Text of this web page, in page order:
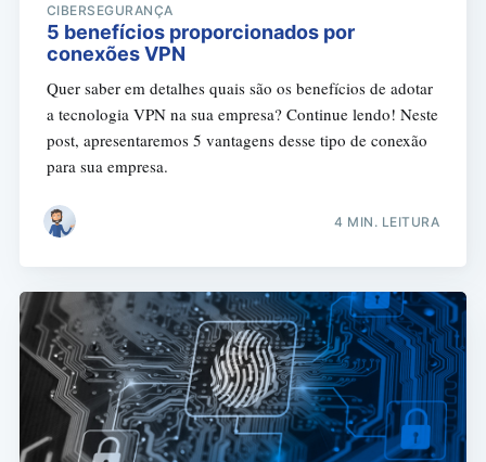
CIBERSEGURANÇA
5 benefícios proporcionados por
conexões VPN
Quer saber em detalhes quais são os benefícios de adotar
a tecnologia VPN na sua empresa? Continue lendo! Neste
post, apresentaremos 5 vantagens desse tipo de conexão
para sua empresa.
4 MIN. LEITURA